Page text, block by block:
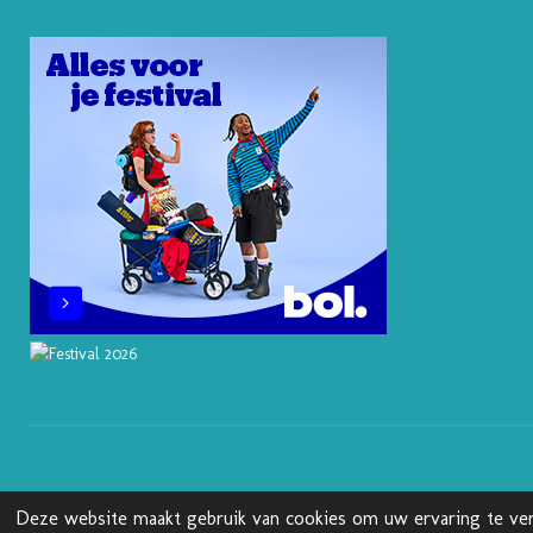
Deze website maakt gebruik van cookies om uw ervaring te
S
T
N
K
A
© 2025 - 2026 Boekenblog van Ann